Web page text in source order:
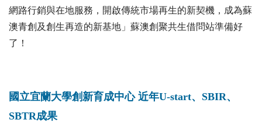
網路行銷與在地服務，開啟傳統市場再生的新契機，成為蘇
澳青創及創生再造的新基地」蘇澳創聚共生借問站準備好
了！
國立宜蘭大學創新育成中心 近年U-start、SBIR、
SBTR成果